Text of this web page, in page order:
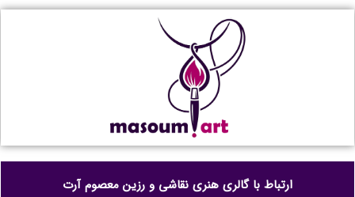
ارتباط با گالری هنری نقاشی و رزین معصوم آرت